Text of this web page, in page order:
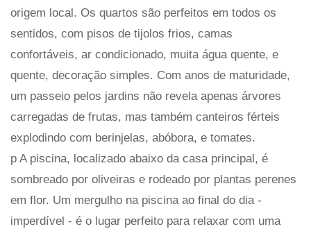
origem local. Os quartos são perfeitos em todos os
sentidos, com pisos de tijolos frios, camas
confortáveis, ar condicionado, muita água quente, e
quente, decoração simples. Com anos de maturidade,
um passeio pelos jardins não revela apenas árvores
carregadas de frutas, mas também canteiros férteis
explodindo com berinjelas, abóbora, e tomates.
p A piscina, localizado abaixo da casa principal, é
sombreado por oliveiras e rodeado por plantas perenes
em flor. Um mergulho na piscina ao final do dia -
imperdível - é o lugar perfeito para relaxar com uma